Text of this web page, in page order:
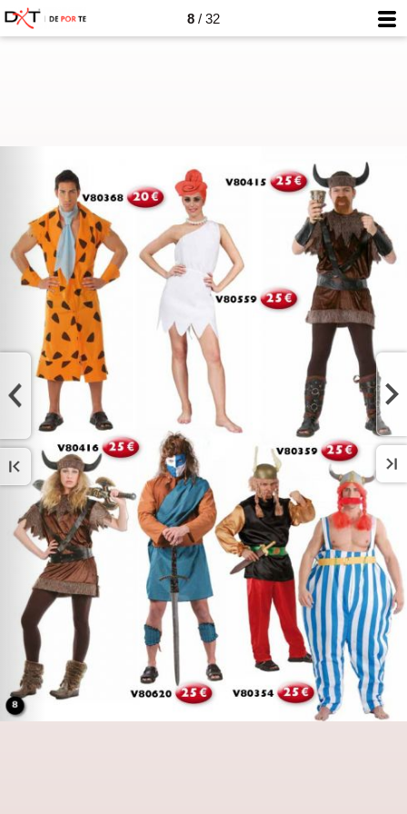
8 / 32